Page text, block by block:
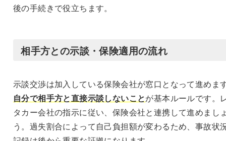
後の手続きで役立ちます。
相手方との示談・保険適用の流れ
示談交渉は加入している保険会社が窓口となって進めま
自分で相手方と直接示談しないことが基本ルールです。
タカー会社の指示に従い、保険会社と連携して進めまし
う。過失割合によって自己負担額が変わるため、事故状